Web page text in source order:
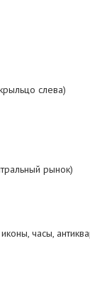
слева)
рынок)
часы,